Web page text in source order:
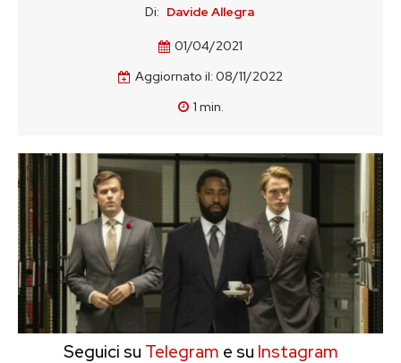
Di: Davide Allegra
01/04/2021
Aggiornato il: 08/11/2022
1 min.
Seguici su Telegram e su Instagram